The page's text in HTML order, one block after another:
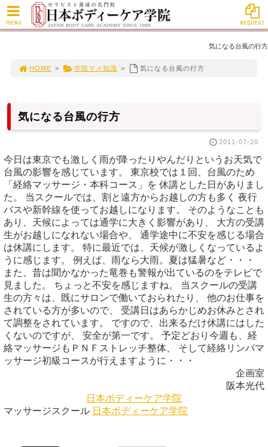
気になる台風の行方
HOME > 学院マメ知識 > 気になる台風の行方
気になる台風の行方
2011-07-20
今日は東京でも激しく雨が降ったりやんだりというお天気で
台風の影響を感じています。 東京校では１回、台風のため
「経絡マッサージ・本科コース」を 休講とした日がありまし
た。 当スクールでは、割と遠方からお越しの方も多く 夜行
バスや新幹線を使ってお越しになります。 そのようなことも
あり、天候によっては通学に大きく影響があり、 大方の受講
生がお越しになれない場合や、 通学途中に不安を感じる場合
は休講にします。 特に最近では、天候が激しくなっているよ
うに感じます。 例えば、雨なら大雨。夏は猛暑など・・・
また、昔は聞かなかった竜巻も警報が出ているのをテレビで
見ました。 ちょっと不安を感じますね。 当スクールの受講
生の方々は、既にサロンで働いておられたり、 他のお仕事を
されている方が多いので、 受講日はあらかじめお休みとされ
て調整をされています。 ですので、出来るだけ休講にはした
くないのですが、 安全が第一です。 予定どおり今週も、経
絡マッサージもＰＮＦストレッチ整体、 そして経絡リンパマ
ッサージ初級コースが行えますように・・・
企画室
阪本光代
日本ボディーケア学院
マッサージスクール 日本ボディーケア学院
MENU REQUEST